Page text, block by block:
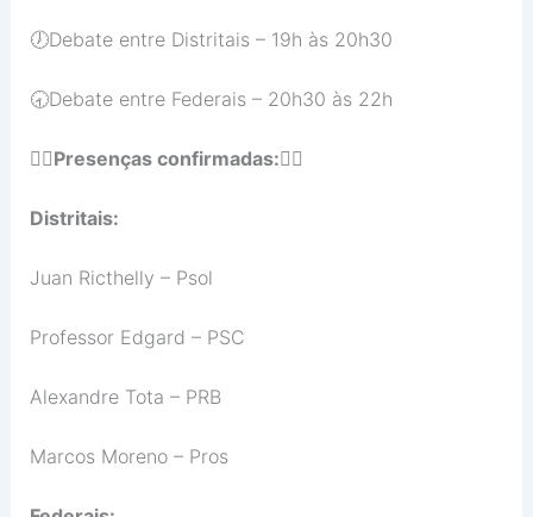
🕖Debate entre Distritais – 19h às 20h30
🕣Debate entre Federais – 20h30 às 22h
🙋‍♀Presenças confirmadas:🙋‍♂
Distritais:
Juan Ricthelly – Psol
Professor Edgard – PSC
Alexandre Tota – PRB
Marcos Moreno – Pros